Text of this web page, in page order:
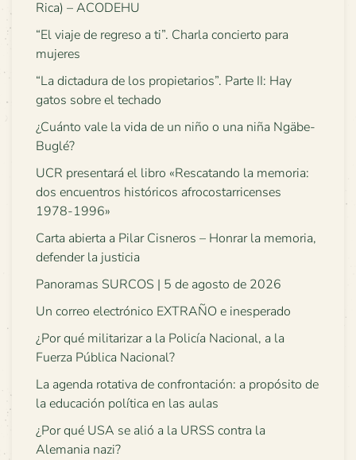
Rica) – ACODEHU
“El viaje de regreso a ti”. Charla concierto para
mujeres
“La dictadura de los propietarios”. Parte II: Hay
gatos sobre el techado
¿Cuánto vale la vida de un niño o una niña Ngäbe-
Buglé?
UCR presentará el libro «Rescatando la memoria:
dos encuentros históricos afrocostarricenses
1978-1996»
Carta abierta a Pilar Cisneros – Honrar la memoria,
defender la justicia
Panoramas SURCOS | 5 de agosto de 2026
Un correo electrónico EXTRAÑO e inesperado
¿Por qué militarizar a la Policía Nacional, a la
Fuerza Pública Nacional?
La agenda rotativa de confrontación: a propósito de
la educación política en las aulas
¿Por qué USA se alió a la URSS contra la
Alemania nazi?